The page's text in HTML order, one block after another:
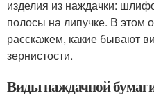
изделия из наждачки:
полосы на липучке. В этом
расскажем, какие бывают
зернистости.
Виды наждачной